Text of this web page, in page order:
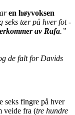
en høyvoksen
seks tær på hver fot -
av Rafa.”
de falt for Davids
seks fingre på hver
veide fra (tre hundre